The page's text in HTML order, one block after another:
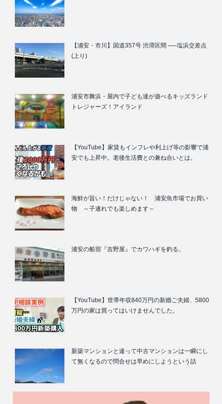
【浦安・市川】国道357号 渋滞区間 ──塩浜交差点
(上り)
浦安市舞浜・屋内で子ども達が遊べるキッズランド
トレジャーズ！アイランド
【YouTube】家賃もインフレや利上げ等の影響で浦
安でも上昇中。老後生活費との兼ね合いとは。
海鮮が旨い！だけじゃない！ 浦安魚市場でお買い
物 ～子連れでも楽しめます～
浦安の船宿『吉野屋』でカワハギを釣る。
【YouTube】世帯年収840万円の新婚ご夫婦、5800
万円の家は買ってはいけませんでした。
新築マンションと違って中古マンションは一瞬にし
て無くなるので問合せは早めにしようという話